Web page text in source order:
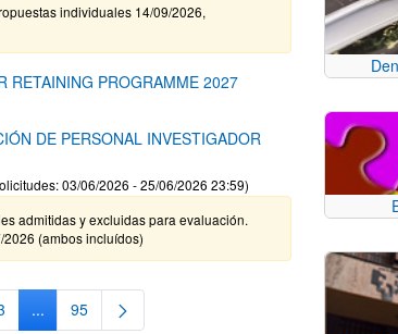
individuales 14/09/2026,
RETAINING PROGRAMME 2027
DE PERSONAL INVESTIGADOR
03/06/2026 - 25/06/2026 23:59)
admitidas y excluidas para evaluación.
(ambos incluídos)
Página
...Páginas intermedias Use TAB para desplazarse.
Página
95